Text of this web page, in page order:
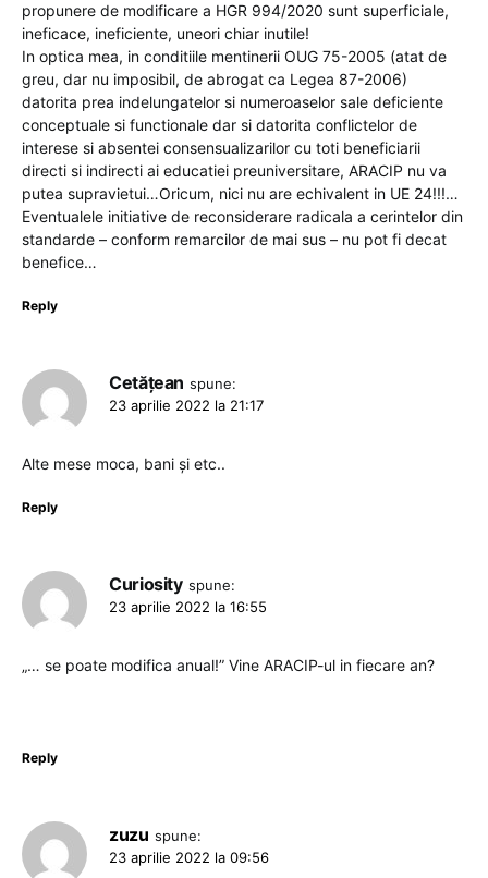
propunere de modificare a HGR 994/2020 sunt superficiale,
ineficace, ineficiente, uneori chiar inutile!
In optica mea, in conditiile mentinerii OUG 75-2005 (atat de
greu, dar nu imposibil, de abrogat ca Legea 87-2006)
datorita prea indelungatelor si numeroaselor sale deficiente
conceptuale si functionale dar si datorita conflictelor de
interese si absentei consensualizarilor cu toti beneficiarii
directi si indirecti ai educatiei preuniversitare, ARACIP nu va
putea supravietui…Oricum, nici nu are echivalent in UE 24!!!…
Eventualele initiative de reconsiderare radicala a cerintelor din
standarde – conform remarcilor de mai sus – nu pot fi decat
benefice…
Reply
Cetățean spune:
23 aprilie 2022 la 21:17
Alte mese moca, bani și etc..
Reply
Curiosity spune:
23 aprilie 2022 la 16:55
„… se poate modifica anual!” Vine ARACIP-ul in fiecare an?
Reply
zuzu spune:
23 aprilie 2022 la 09:56